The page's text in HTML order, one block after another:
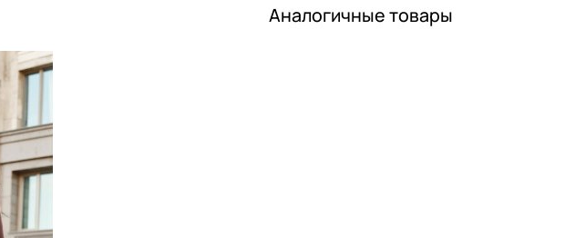
Аналогичные товары